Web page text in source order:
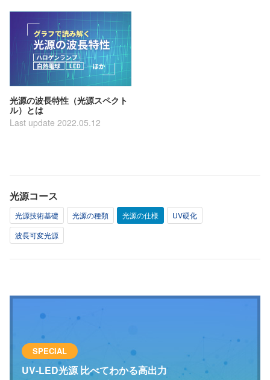
光源の波長特性（光源スペクト
ル）とは
Last update 2022.05.12
光源コース
光源技術基礎 光源の種類 光源の仕様
UV硬化
波長可変光源
SPECIAL
UV-LED光源 比べてわかる高出力